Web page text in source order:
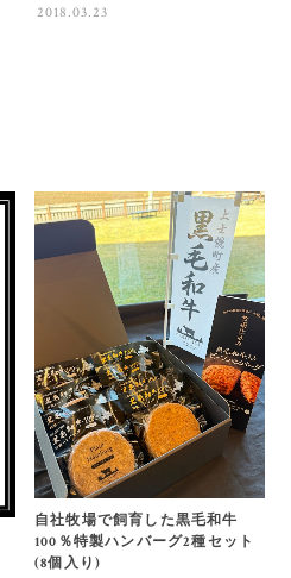
2018.03.23
自社牧場で飼育した黒毛和牛
100％特製ハンバーグ2種セット
(8個入り)